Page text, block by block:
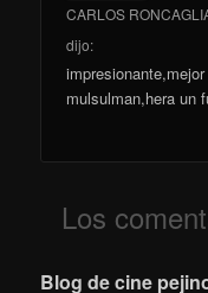
CARLOS
dijo:
mulsulman,hera un
Los
Blog de cine